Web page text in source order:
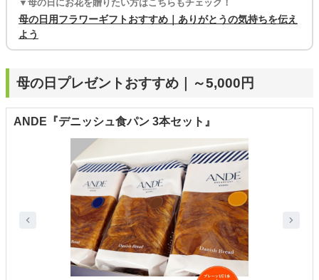
▼母の日にお花を贈りたい方はこちらもチェック！
母の日用フラワーギフトおすすめ｜ありがとうの気持ちを伝え
よう
母の日プレゼントおすすめ｜～5,000円
ANDE『デニッシュ食パン 3本セット』